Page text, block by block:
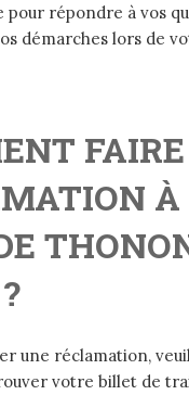
pour répondre à vos
démarches lors de
une réclamation,
votre billet de